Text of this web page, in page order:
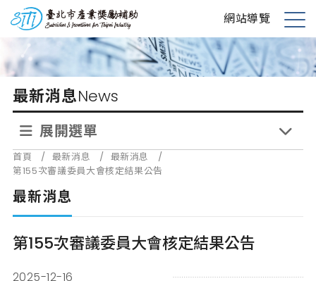
到
要
內
台北市產業獎勵補助 網站導覽
展
開
選
單
最新消息News
展開選單
首頁 / 最新消息 / 最新消息
/
第155次審議委員大會核定結果公告
最新消息
第155次審議委員大會核定結果公告
2025-12-16